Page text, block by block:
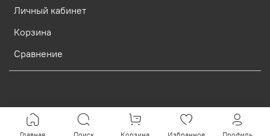
Личный кабинет
Корзина
Сравнение
Verification: d773dcf9c7c1c3e0